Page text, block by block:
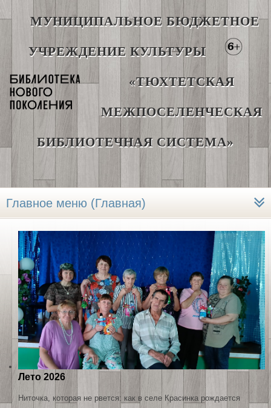
МУНИЦИПАЛЬНОЕ БЮДЖЕТНОЕ
УЧРЕЖДЕНИЕ КУЛЬТУРЫ
«ТЮХТЕТСКАЯ
МЕЖПОСЕЛЕНЧЕСКАЯ
БИБЛИОТЕЧНАЯ СИСТЕМА»
Главное меню (Главная)
Лето 2026
Ниточка, которая не рвется: как в селе Красинка рождается